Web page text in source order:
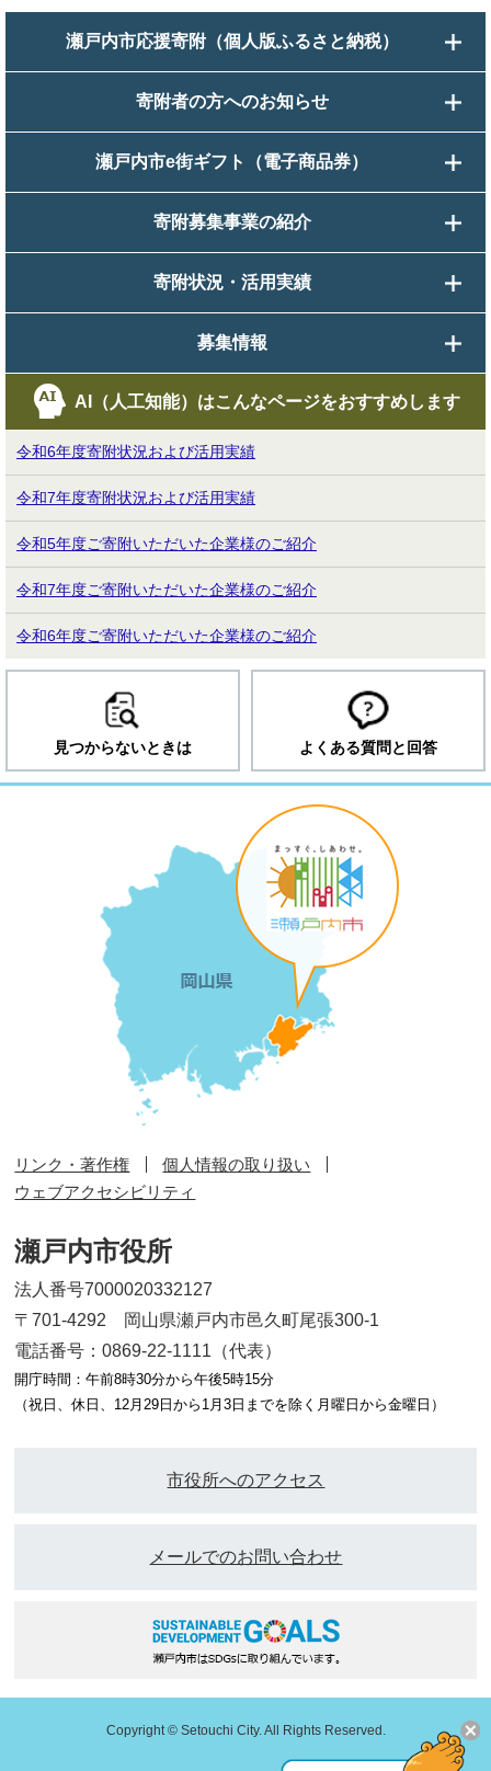
瀬戸内市応援寄附（個人版ふるさと納税）
寄附者の方へのお知らせ
瀬戸内市e街ギフト（電子商品券）
寄附募集事業の紹介
寄附状況・活用実績
募集情報
AI（人工知能）はこんなページをおすすめします
令和6年度寄附状況および活用実績
令和7年度寄附状況および活用実績
令和5年度ご寄附いただいた企業様のご紹介
令和7年度ご寄附いただいた企業様のご紹介
令和6年度ご寄附いただいた企業様のご紹介
見つからないときは よくある質問と回答
リンク・著作権
個人情報の取り扱い
ウェブアクセシビリティ
瀬戸内市役所
法人番号7000020332127
〒701-4292 岡山県瀬戸内市邑久町尾張300-1
電話番号：0869-22-1111（代表）
開庁時間：午前8時30分から午後5時15分
（祝日、休日、12月29日から1月3日までを除く月曜日から金曜日）
市役所へのアクセス
メールでのお問い合わせ
Copyright © Setouchi City. All Rights Reserved.